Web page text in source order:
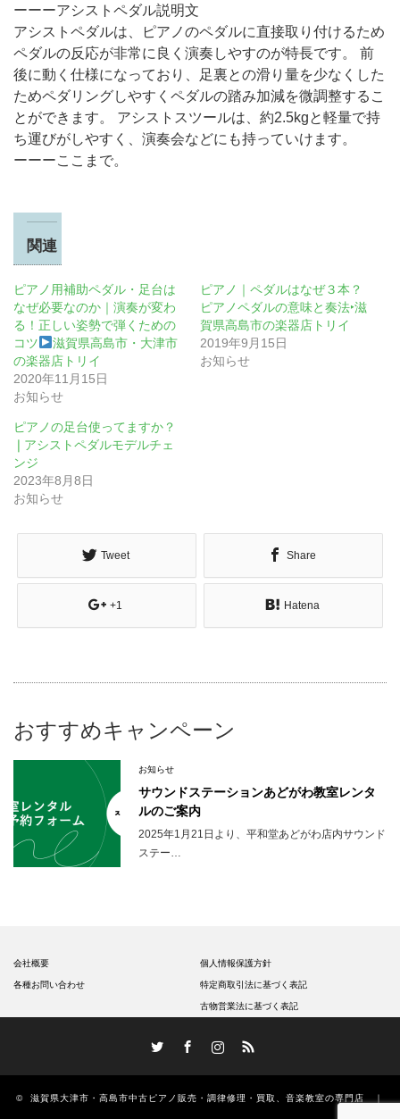
ーーーアシストペダル説明文
アシストペダルは、ピアノのペダルに直接取り付けるため
ペダルの反応が非常に良く演奏しやすのが特長です。 前
後に動く仕様になっており、足裏との滑り量を少なくした
ためペダリングしやすくペダルの踏み加減を微調整するこ
とができます。 アシストスツールは、約2.5kgと軽量で持
ち運びがしやすく、演奏会などにも持っていけます。
ーーーここまで。
関連
ピアノ用補助ペダル・足台は
なぜ必要なのか｜演奏が変わ
る！正しい姿勢で弾くための
コツ
滋賀県高島市・大津市
の楽器店トリイ
2020年11月15日
お知らせ
ピアノ｜ペダルはなぜ３本？
ピアノペダルの意味と奏法‣滋
賀県高島市の楽器店トリイ
2019年9月15日
お知らせ
ピアノの足台使ってますか？
❘アシストペダルモデルチェ
ンジ
2023年8月8日
お知らせ
Tweet Share
+1 Hatena
おすすめキャンペーン
お知らせ
サウンドステーションあどがわ教室レンタ
ルのご案内
2025年1月21日より、平和堂あどがわ店内サウンド
ステー…
会社概要
各種お問い合わせ
個人情報保護方針
特定商取引法に基づく表記
古物営業法に基づく表記
InstagramRSS
© 滋賀県大津市・高島市中古ピアノ販売・調律修理・買取、音楽教室の専門店 ｜